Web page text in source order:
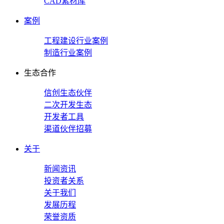
案例
工程建设行业案例
制造行业案例
生态合作
信创生态伙伴
二次开发生态
开发者工具
渠道伙伴招募
关于
新闻资讯
投资者关系
关于我们
发展历程
荣誉资质